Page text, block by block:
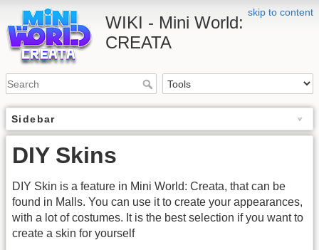
skip to content
WIKI - Mini World:
CREATA
Sidebar
DIY Skins
DIY Skin is a feature in Mini World: Creata, that can be
found in Malls. You can use it to create your appearances,
with a lot of costumes. It is the best selection if you want to
create a skin for yourself